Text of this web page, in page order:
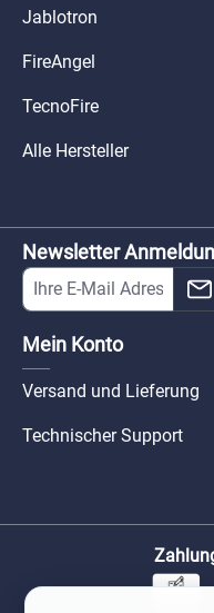
Jablotron
FireAngel
TecnoFire
Alle Hersteller
Newsletter
Mein Konto
Versand und Lieferung
Technischer Support